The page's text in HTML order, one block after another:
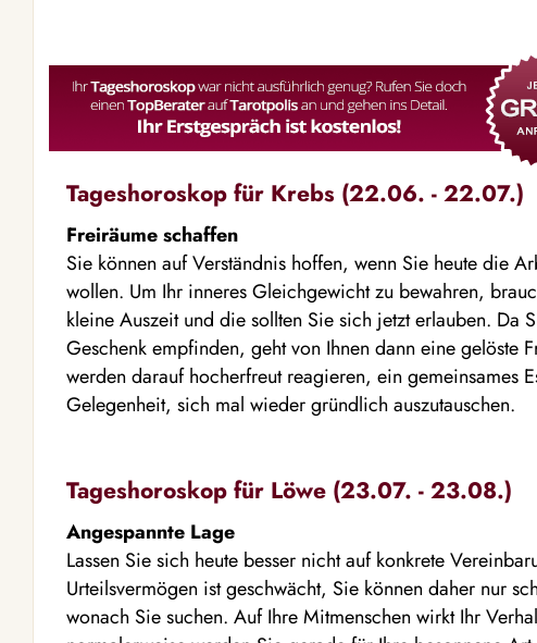
Tageshoroskop für Krebs (22.06. - 22.07.)
Freiräume schaffen
Sie können auf Verständnis hoffen, wenn Sie heute die
wollen. Um Ihr inneres Gleichgewicht zu bewahren,
kleine Auszeit und die sollten Sie sich jetzt erlauben. Da
Geschenk empfinden, geht von Ihnen dann eine gelöste
werden darauf hocherfreut reagieren, ein gemeinsames
Gelegenheit, sich mal wieder gründlich auszutauschen.
Tageshoroskop für Löwe (23.07. - 23.08.)
Angespannte Lage
Lassen Sie sich heute besser nicht auf konkrete
Urteilsvermögen ist geschwächt, Sie können daher nur
wonach Sie suchen. Auf Ihre Mitmenschen wirkt Ihr